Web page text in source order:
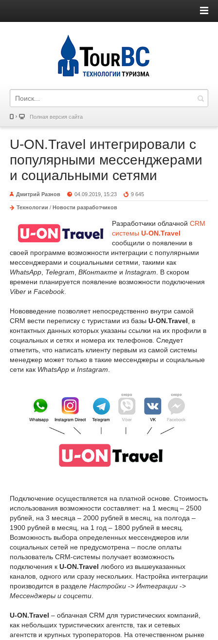
Полная версия сайта
U-ON.Travel интегрировали с
популярными мессенджерами
и социальными сетями
Дмитрий Разнов 04.09.2019, 15:23 9 645
Технологии / Новости разработчиков
Разработчики облачной CRM
системы U-ON.Travel
сообщили о появлении в
своей программе возможности интеграции с популярными
мессенджерами и социальными сетями, такими как
WhatsApp Telegram ВКонтакте и Instagram . В скором
времени планируется появление возможности подключения
Viber и Facebook.
Нововведение позволяет непосредственно внутри самой
CRM вести переписку с туристами из базы U-ON.Travel , в
контактных данных которых указаны ссылки на их профили в
социальных и сетях и номера их телефонов. Следует
отметить, что написать клиенту первым из самой системы
менеджер может только в такие мессенджеры и социальные
сети как WhatsApp и Instagram
Подключение осуществляется на платной основе. Стоимость
использования возможности составляет: на 1 месяц – 2500
рублей, на 3 месяца – 2000 рублей в месяц, на полгода –
1900 рублей в месяц, на 1 год – 1800 рублей в месяц.
Возможность выбора определенных мессенджеров или
социальных сетей не предусмотрена – после оплаты
пользователь CRM-системы получает возможность
подключения к U-ON.Travel любого из вышеуказанных
каналов, одного или сразу нескольких. Настройка интеграции
производится в разделе Настройки -> Интеграции ->
Мессенджеры и соцсети.
U-ON.Travel – облачная CRM для туристических компаний,
как небольших туристических агентств, так и сетевых
агентств и крупных туроператоров. На отечественном рынке